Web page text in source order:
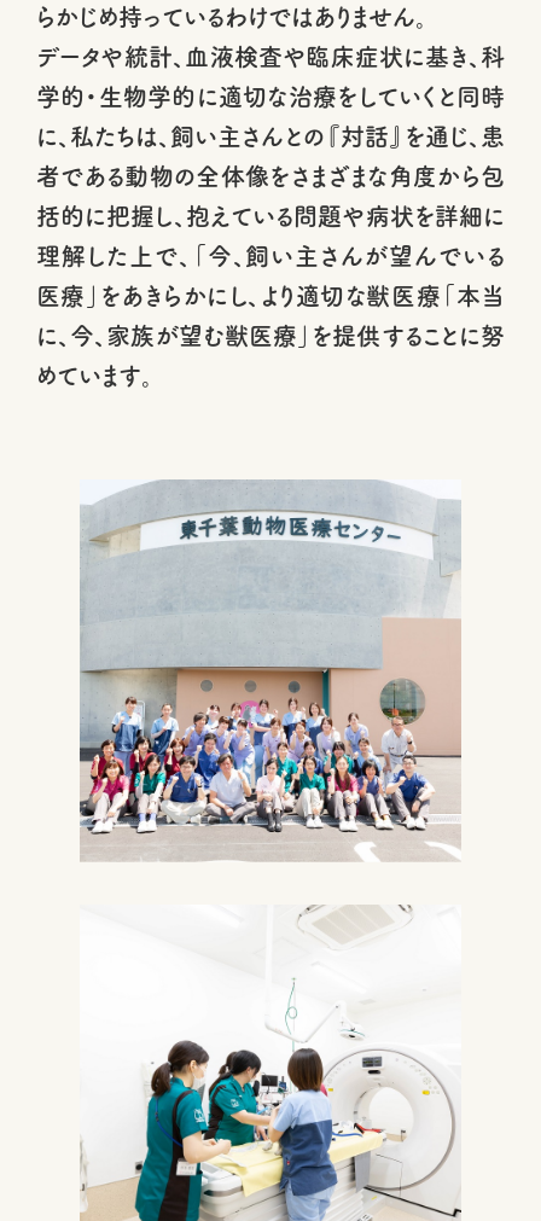
らかじめ持っているわけではありません。
データや統計、血液検査や臨床症状に基き、科
学的・生物学的に適切な治療をしていくと同時
に、私たちは、飼い主さんとの『対話』を通じ、患
者である動物の全体像をさまざまな角度から包
括的に把握し、抱えている問題や病状を詳細に
理解した上で、「今、飼い主さんが望んでいる
医療」をあきらかにし、より適切な獣医療「本当
に、今、家族が望む獣医療」を提供することに努
めています。